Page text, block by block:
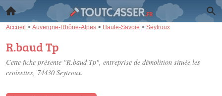
Accueil > Auvergne-Rhône-Alpes > Haute-Savoie > Seytroux
R.baud Tp
Cette fiche présente "R.baud Tp", entreprise de démolition située les
croisettes, 74430 Seytroux.